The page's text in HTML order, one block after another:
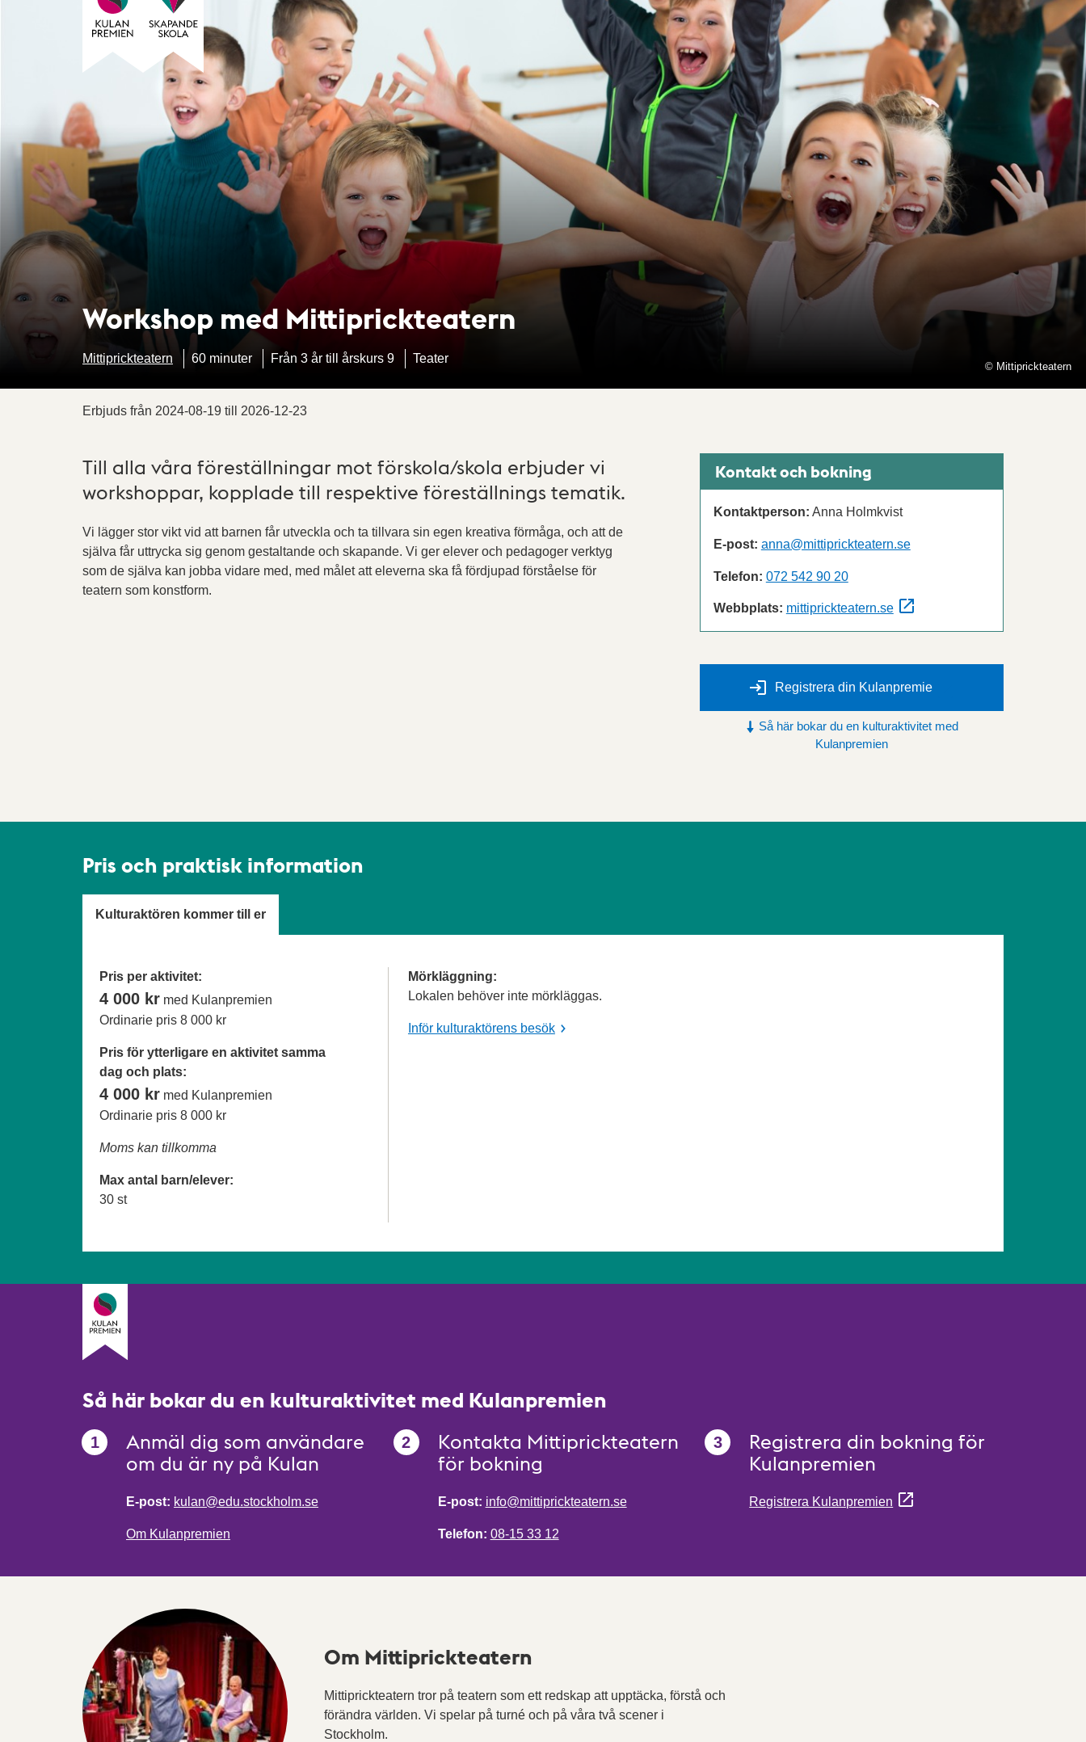
© Mittiprickteatern
Workshop med Mittiprickteatern
Mittiprickteatern 60 minuter Från 3 år till årskurs 9 Teater
Erbjuds från 2024-08-19 till 2026-12-23
Till alla våra föreställningar mot förskola/skola erbjuder vi
workshoppar, kopplade till respektive föreställnings tematik.
Vi lägger stor vikt vid att barnen får utveckla och ta tillvara sin egen kreativa förmåga, och att de
själva får uttrycka sig genom gestaltande och skapande. Vi ger elever och pedagoger verktyg
som de själva kan jobba vidare med, med målet att eleverna ska få fördjupad förståelse för
teatern som konstform.
Kontakt och bokning
Kontaktperson: Anna Holmkvist
E-post: anna@mittiprickteatern.se
Telefon: 072 542 90 20
Webbplats: mittiprickteatern.se
Registrera din Kulanpremie
Så här bokar du en kulturaktivitet med
Kulanpremien
Pris och praktisk information
Kulturaktören kommer till er
Pris per aktivitet:
4 000 kr med Kulanpremien
Ordinarie pris 8 000 kr
Pris för ytterligare en aktivitet samma
dag och plats:
4 000 kr med Kulanpremien
Ordinarie pris 8 000 kr
Moms kan tillkomma
Max antal barn/elever:
30 st
Mörkläggning:
Lokalen behöver inte mörkläggas.
Inför kulturaktörens besök
Så här bokar du en kulturaktivitet med Kulanpremien
Anmäl dig som användare
om du är ny på Kulan
E-post: kulan@edu.stockholm.se
Om Kulanpremien
Kontakta Mittiprickteatern
för bokning
E-post: info@mittiprickteatern.se
Telefon: 08-15 33 12
Registrera din bokning för
Kulanpremien
Registrera Kulanpremien
Om Mittiprickteatern
Mittiprickteatern tror på teatern som ett redskap att upptäcka, förstå och
förändra världen. Vi spelar på turné och på våra två scener i
Stockholm.